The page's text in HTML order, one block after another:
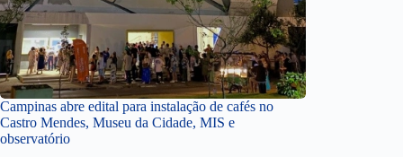
Campinas abre edital para instalação de cafés no
Castro Mendes, Museu da Cidade, MIS e
observatório